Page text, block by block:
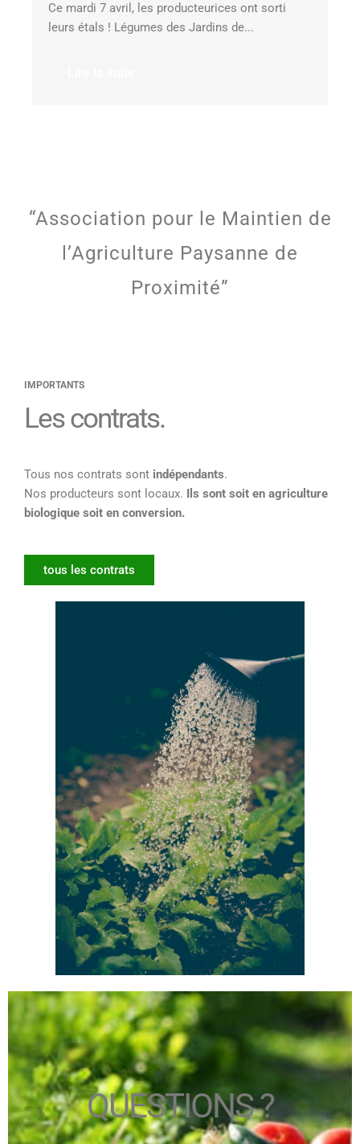
Ce mardi 7 avril, les producteurices ont sorti
leurs étals ! Légumes des Jardins de...
“Association pour le Maintien de
l’Agriculture Paysanne de
Proximité”
IMPORTANTS
Les contrats.
Tous nos contrats sont indépendants.
Nos producteurs sont locaux.
Ils sont soit en agriculture
biologique soit en conversion.
tous les contrats
QUESTIONS ?